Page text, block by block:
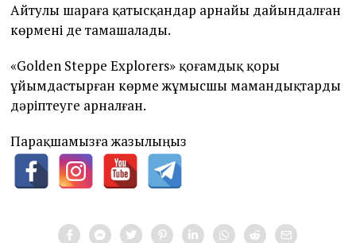
Айтулы шараға қатысқандар арнайы дайындалған
көрмені де тамашалады.
«Golden Steppe Explorers» қоғамдық қоры
ұйымдастырған көрме жұмысшы мамандықтарды
дәріптеуге арналған.
Парақшамызға жазылыңыз